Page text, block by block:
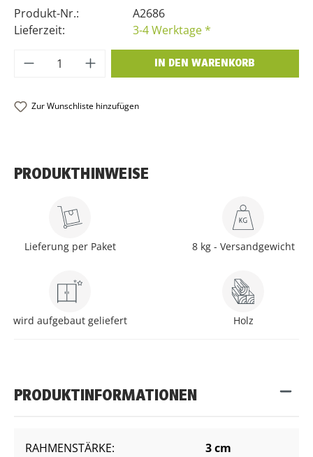
Produkt-Nr.:
A2686
Lieferzeit:
3-4 Werktage *
Produkt Anzahl: Gib den gewünschten
IN DEN WARENKORB
Zur Wunschliste hinzufügen
PRODUKTHINWEISE
Lieferung per Paket 8 kg - Versandgewicht
wird aufgebaut geliefert Holz
PRODUKTINFORMATIONEN
RAHMENSTÄRKE:
3 cm